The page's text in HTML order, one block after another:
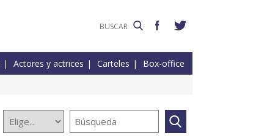
Actores y actrices Carteles Box-office